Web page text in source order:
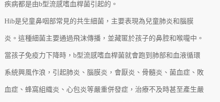
疾病都是由b型流感嗜血桿菌引起的。
Hib是兒童鼻咽部常見的共生細菌，主要表現為兒童肺炎和腦膜
炎。這種細菌主要通過飛沫傳播，並藏匿於孩子的鼻腔和喉嚨中。
當孩子免疫力下降時，b型流感嗜血桿菌就會跑到肺部和血液循環
系統興風作浪，引起肺炎、腦膜炎，會厭炎、骨髓炎、菌血症、敗
血症、蜂窩組織炎、心包炎等嚴重併發症，治療不及時甚至產生嚴